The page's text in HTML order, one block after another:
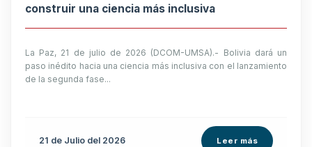
construir una ciencia más inclusiva
La Paz, 21 de julio de 2026 (DCOM-UMSA).- Bolivia dará un
paso inédito hacia una ciencia más inclusiva con el lanzamiento
de la segunda fase...
21 de Julio del 2026 Leer más